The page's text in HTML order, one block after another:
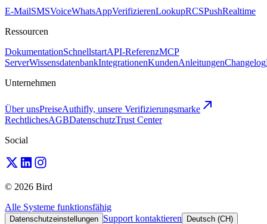
E-MailSMSVoiceWhatsAppVerifizierenLookupRCSPushRealtime
Ressourcen
DokumentationSchnellstartAPI-ReferenzMCP
ServerWissensdatenbankIntegrationenKundenAnleitungenChangelog
Unternehmen
Über unsPreiseAuthifly, unsere Verifizierungsmarke
RechtlichesAGBDatenschutzTrust Center
Social
© 2026 Bird
Alle Systeme funktionsfähig
Datenschutzeinstellungen Support kontaktieren Deutsch (CH)